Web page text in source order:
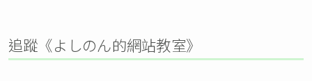
追蹤《よしのん的網站教室》